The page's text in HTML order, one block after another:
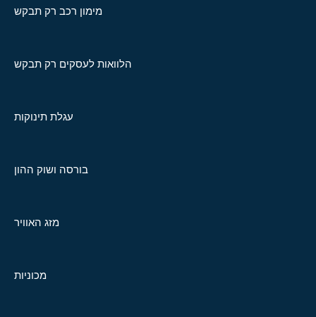
מימון רכב רק תבקש
הלוואות לעסקים רק תבקש
עגלת תינוקות
בורסה ושוק ההון
מזג האוויר
מכוניות